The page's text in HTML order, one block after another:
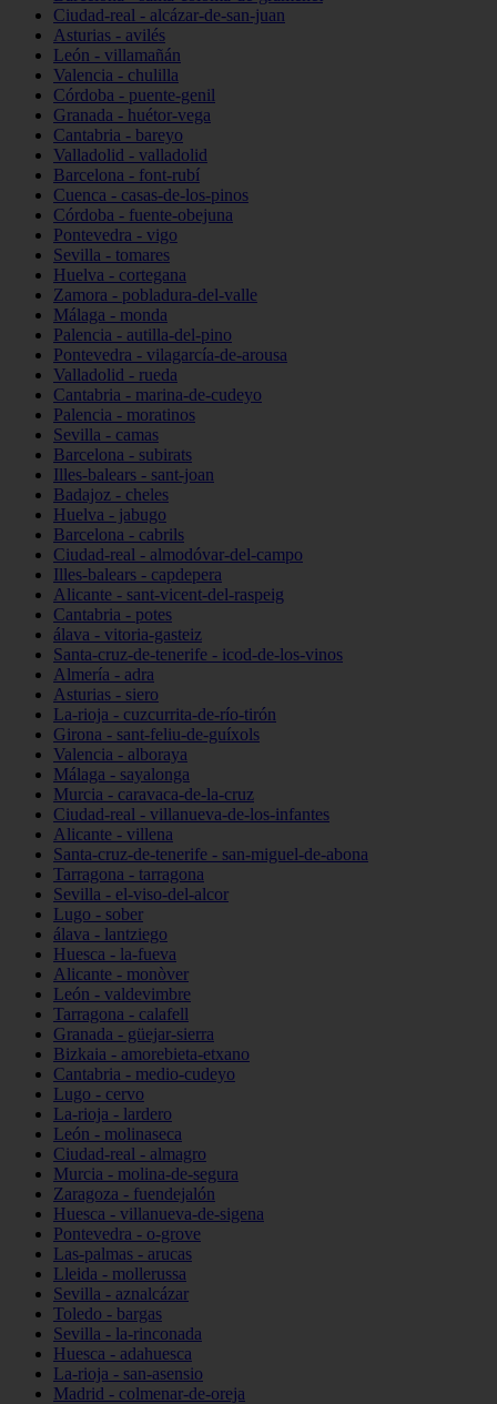
Ciudad-real - alcázar-de-san-juan
Asturias - avilés
León - villamañán
Valencia - chulilla
Córdoba - puente-genil
Granada - huétor-vega
Cantabria - bareyo
Valladolid - valladolid
Barcelona - font-rubí
Cuenca - casas-de-los-pinos
Córdoba - fuente-obejuna
Pontevedra - vigo
Sevilla - tomares
Huelva - cortegana
Zamora - pobladura-del-valle
Málaga - monda
Palencia - autilla-del-pino
Pontevedra - vilagarcía-de-arousa
Valladolid - rueda
Cantabria - marina-de-cudeyo
Palencia - moratinos
Sevilla - camas
Barcelona - subirats
Illes-balears - sant-joan
Badajoz - cheles
Huelva - jabugo
Barcelona - cabrils
Ciudad-real - almodóvar-del-campo
Illes-balears - capdepera
Alicante - sant-vicent-del-raspeig
Cantabria - potes
álava - vitoria-gasteiz
Santa-cruz-de-tenerife - icod-de-los-vinos
Almería - adra
Asturias - siero
La-rioja - cuzcurrita-de-río-tirón
Girona - sant-feliu-de-guíxols
Valencia - alboraya
Málaga - sayalonga
Murcia - caravaca-de-la-cruz
Ciudad-real - villanueva-de-los-infantes
Alicante - villena
Santa-cruz-de-tenerife - san-miguel-de-abona
Tarragona - tarragona
Sevilla - el-viso-del-alcor
Lugo - sober
álava - lantziego
Huesca - la-fueva
Alicante - monòver
León - valdevimbre
Tarragona - calafell
Granada - güejar-sierra
Bizkaia - amorebieta-etxano
Cantabria - medio-cudeyo
Lugo - cervo
La-rioja - lardero
León - molinaseca
Ciudad-real - almagro
Murcia - molina-de-segura
Zaragoza - fuendejalón
Huesca - villanueva-de-sigena
Pontevedra - o-grove
Las-palmas - arucas
Lleida - mollerussa
Sevilla - aznalcázar
Toledo - bargas
Sevilla - la-rinconada
Huesca - adahuesca
La-rioja - san-asensio
Madrid - colmenar-de-oreja